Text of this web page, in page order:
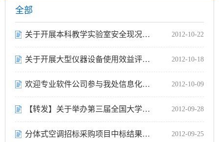
全部
关于开展本科教学实验室安全现况调查的通知 2012-10-22
关于开展大型仪器设备使用效益评价的通知 2012-10-18
欢迎专业软件公司参与我处信息化平台建设 2012-10-09
【转发】关于举办第三届全国大学生工程训练综合能力竞赛湖北赛区预赛的通知 2012-09-28
分体式空调招标采购项目中标结果公告 2012-09-25